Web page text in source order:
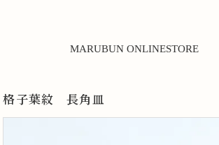
MARUBUN ONLINESTORE
格子葉紋 長角皿